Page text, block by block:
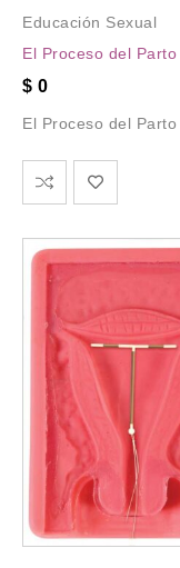
Educación Sexual
El Proceso del Parto
$ 0
El Proceso del Parto